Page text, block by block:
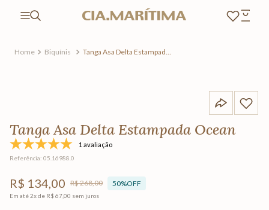
Biquínis
Tanga Asa Delta Estampada
Tanga Asa Delta Estampada Ocean
1 avaliação
Referência: 05.16988.0
R$ 134,00 R$268,00 50%OFF
Em até2x de R$6700 sem juros